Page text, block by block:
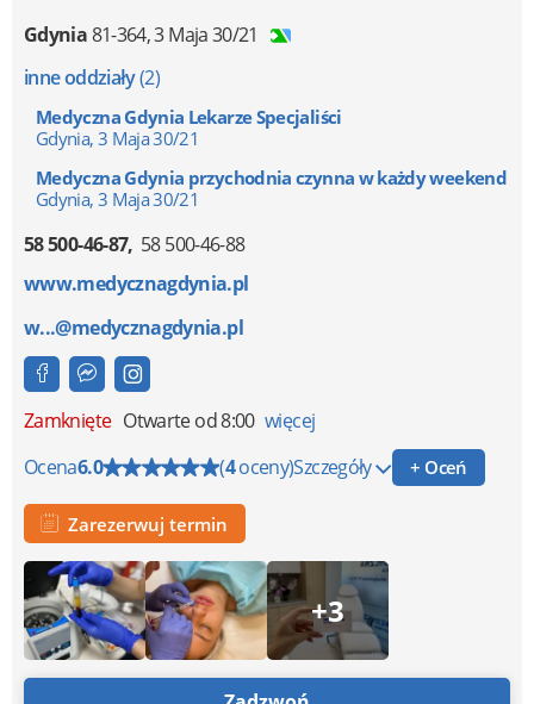
Gdynia81-364,3 Maja 30/21
inne oddziały(2)
Medyczna Gdynia Lekarze Specjaliści
Gdynia, 3 Maja 30/21
Medyczna Gdynia przychodnia czynna w każdy weekend
Gdynia, 3 Maja 30/21
58 500-46-87 58 500-46-88
www.medycznagdynia.pl
w...@medycznagdynia.pl
Zamknięte Otwarte od 8:00 więcej
Ocena6.0 (4oceny)Szczegóły + Oceń
Zarezerwuj termin
+3